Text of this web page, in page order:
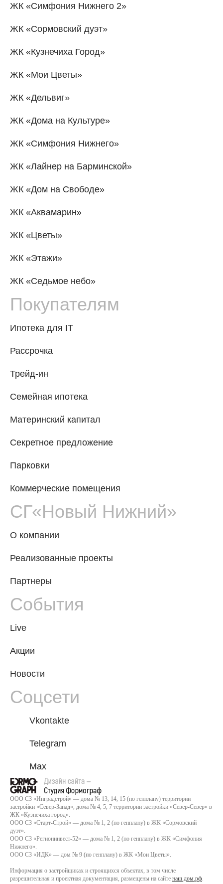
ЖК «Симфония Нижнего 2»
ЖК «Сормовский дуэт»
ЖК «Кузнечиха Город»
ЖК «Мои Цветы»
ЖК «Дельвиг»
ЖК «Дома на Культуре»
ЖК «Симфония Нижнего»
ЖК «Лайнер на Барминской»
ЖК «Дом на Свободе»
ЖК «Аквамарин»
ЖК «Цветы»
ЖК «Этажи»
ЖК «Седьмое небо»
Покупателям
Ипотека для IT
Рассрочка
Трейд-ин
Семейная ипотека
Материнский капитал
Секретное предложение
Парковки
Коммерческие помещения
СГ«Новый Нижний»
О компании
Реализованные проекты
Партнеры
События
Live
Акции
Новости
Соцсети
Vkontakte
Telegram
Max
ООО СЗ «Инградстрой» — дома № 13, 14, 15 (по генплану) территории
застройки «Север-Запад», дома № 4, 5, 7 территории застройки «Север-Север» в
ЖК «Кузнечиха город».
ООО СЗ «Старт-Строй» — дома № 1, 2 (по генплану) в ЖК «Сормовский
дуэт».
ООО СЗ «Регионинвест-52» — дома № 1, 2 (по генплану) в ЖК «Симфония
Нижнего».
ООО СЗ «ИДК» — дом № 9 (по генплану) в ЖК «Мои Цветы».
Информация о застройщиках и строящихся объектах, в том числе
разрешительная и проектная документация, размещены на сайте наш.дом.рф.